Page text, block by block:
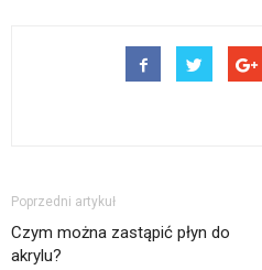
Poprzedni artykuł
Czym można zastąpić płyn do
akrylu?